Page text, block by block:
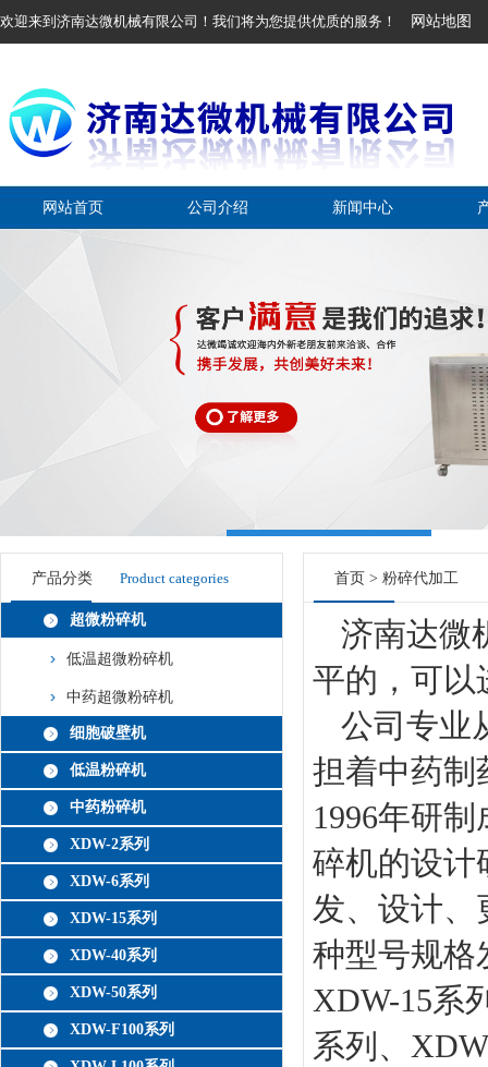
欢迎来到济南达微机械有限公司！我们将为您提供优质的服务！ 网站地图
网站首页 公司介绍 新闻中心
产品分类 Product categories
超微粉碎机
低温超微粉碎机
中药超微粉碎机
细胞破壁机
低温粉碎机
中药粉碎机
XDW-2系列
XDW-6系列
XDW-15系列
XDW-40系列
XDW-50系列
XDW-F100系列
首页 > 粉碎代加工
济南达微
平的，可以
公司专业
担着中药制
1996年研
碎机的设计
发、设计、
种型号规格
XDW-15系
系列、